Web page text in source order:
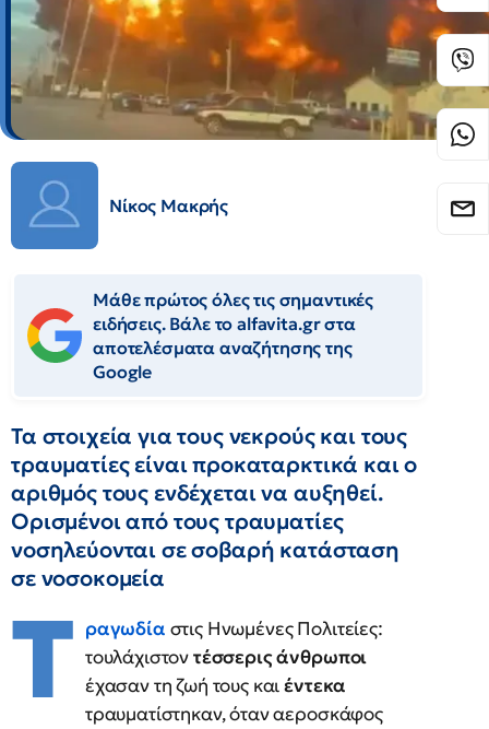
Νίκος Μακρής
Μάθε πρώτος όλες τις σημαντικές
ειδήσεις. Βάλε το alfavita.gr στα
αποτελέσματα αναζήτησης της
Google
Τα στοιχεία για τους νεκρούς και τους
τραυματίες είναι προκαταρκτικά και ο
αριθμός τους ενδέχεται να αυξηθεί.
Ορισμένοι από τους τραυματίες
νοσηλεύονται σε σοβαρή κατάσταση
σε νοσοκομεία
Τ ραγωδία στις Ηνωμένες Πολιτείες:
τουλάχιστοντέσσερις άνθρωποι
έχασαν τη ζωή τους καιέντεκα
τραυματίστηκαν, όταν αεροσκάφος